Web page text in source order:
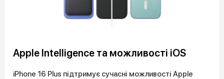
Apple Intelligence та можливості iOS
iPhone 16 Plus підтримує сучасні можливості Apple